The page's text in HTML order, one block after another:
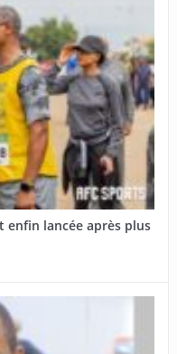
lancée après plus